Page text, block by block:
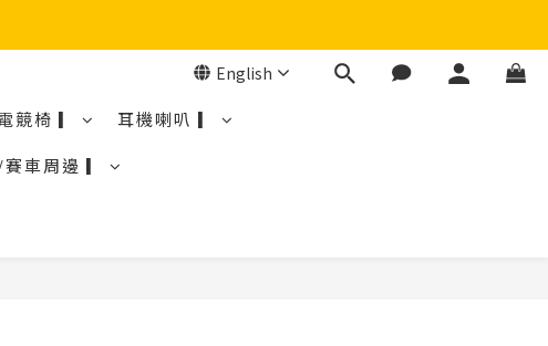
300
English
競椅 ▎
耳機喇叭 ▎
車周邊 ▎